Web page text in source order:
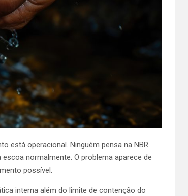
está operacional. Ninguém pensa na NBR
normalmente. O problema aparece de
possível.
interna além do limite de contenção do